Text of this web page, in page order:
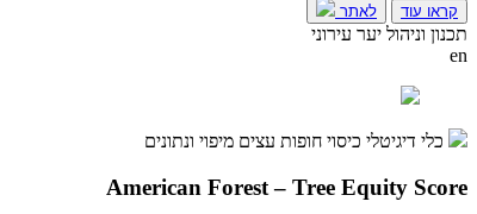
קראו עוד לאתר
תכנון וניהול יער עירוני
en
כלי דיגיטלי כיסוי חופות עצים מיפוי ונתונים
American Forest – Tree Equity Score